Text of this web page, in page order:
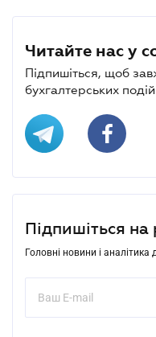
Читайте нас у
Підпишіться, щоб
бухгалтерських
Підпишіться на
Головні новини і